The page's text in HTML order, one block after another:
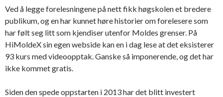
Ved å legge forelesningene på nett fikk høgskolen et bredere
publikum, og en har kunnet høre historier om forelesere som
har følt seg litt som kjendiser utenfor Moldes grenser. På
HiMoldeX sin egen webside kan en i dag lese at det eksisterer
93 kurs med videoopptak. Ganske så imponerende, og det har
ikke kommet gratis.
Siden den spede oppstarten i 2013 har det blitt investert